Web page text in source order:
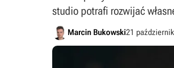
studio potrafi rozwijać
Marcin Bukowski21